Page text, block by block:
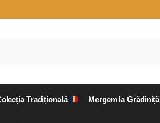
Tradițională Mergem la Grădiniță